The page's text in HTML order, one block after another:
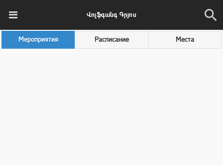
Վոլֆգանգ Գրյոս
Мероприятия Расписание Места